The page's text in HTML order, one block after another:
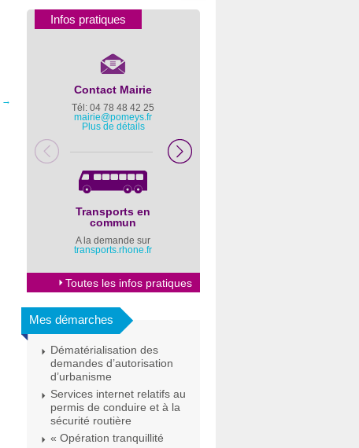
→
Infos pratiques
Contact Mairie
Tél: 04 78 48 42 25
mairie@pomeys.fr
Plus de détails
Transports en
commun
A la demande sur
transports.rhone.fr
Toutes les infos pratiques
Mes démarches
Dématérialisation des
demandes d’autorisation
d’urbanisme
Services internet relatifs au
permis de conduire et à la
sécurité routière
« Opération tranquillité